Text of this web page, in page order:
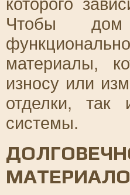
Чтобы дом
материалы,
износу или
отделки, так
системы.